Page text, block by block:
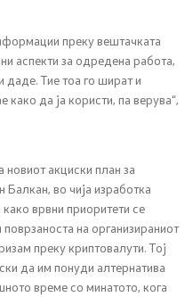
преку вештачката
аспекти за одредена работа,
даде. Тие тоа го шират и
како да ја користи, па верува“,
акциски план за
Балкан, во чија изработка
како врвни приоритети се
на организираниот
преку криптовалути. Тој
да им понуди алтернатива
време со минатото, кога